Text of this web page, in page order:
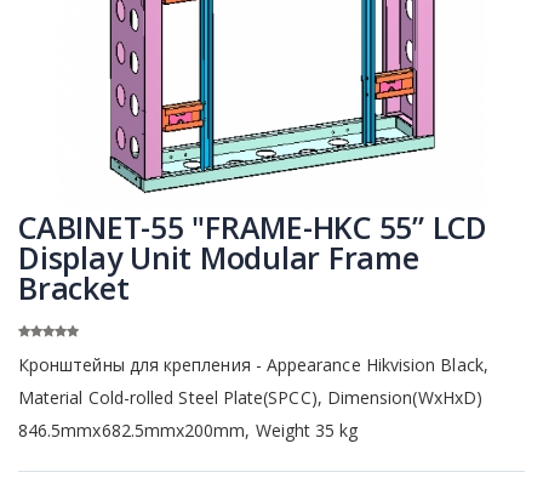
CABINET-55 "FRAME-HKC 55” LCD
Display Unit Modular Frame
Bracket
Кронштейны для крепления - Appearance Hikvision Black,
Material Cold-rolled Steel Plate(SPCC), Dimension(WxHxD)
846.5mmx682.5mmx200mm, Weight 35 kg